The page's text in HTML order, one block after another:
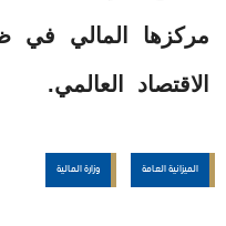
مركزها المالي في
الاقتصاد العالمي.
الميزانية العامة وزارة المالية